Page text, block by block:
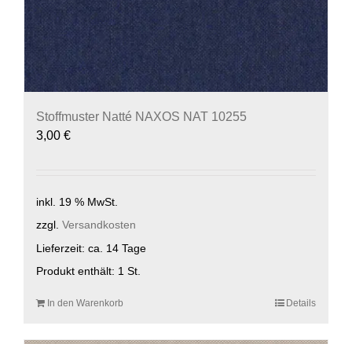
Stoffmuster Natté NAXOS NAT 10255
3,00 €
inkl. 19 % MwSt.
zzgl. Versandkosten
Lieferzeit: ca. 14 Tage
Produkt enthält: 1 St.
In den Warenkorb Details